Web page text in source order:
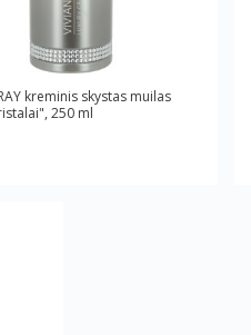
kreminis skystas muilas
250 ml